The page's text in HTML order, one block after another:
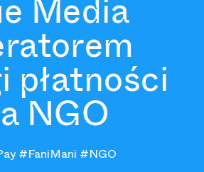
Media
płatności
NGO
#FaniMani #NGO